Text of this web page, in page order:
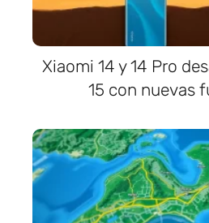
Xiaomi 14 y 14 Pro
15 con nuevas